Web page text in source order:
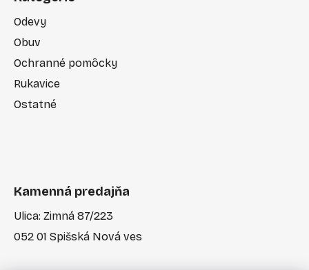
Odevy
Obuv
Ochranné pomôcky
Rukavice
Ostatné
Kamenná predajňa
Ulica: Zimná 87/223
052 01 Spišská Nová ves